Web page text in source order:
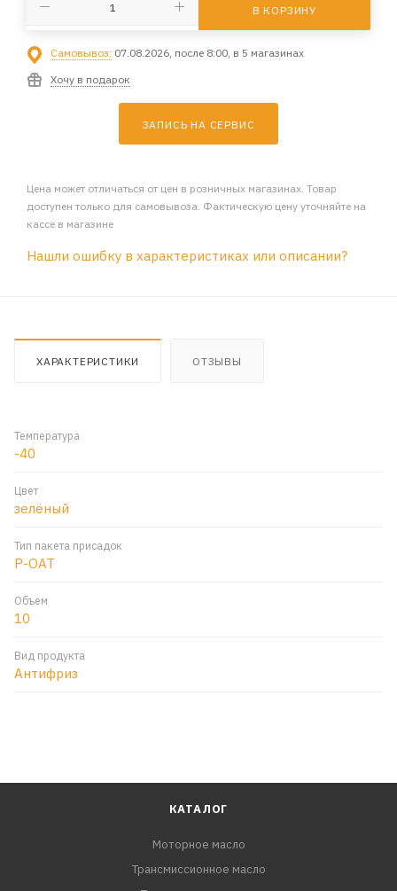
В КОРЗИНУ
Самовывоз: 07.08.2026, после 8:00, в 5 магазинах
Хочу в подарок
ЗАПИСЬ НА СЕРВИС
Цена может отличаться от цен в розничных магазинах. Товар
доступен только для самовывоза. Фактическую цену уточняйте на
кассе в магазине
Нашли ошибку в характеристиках или описании?
ХАРАКТЕРИСТИКИ ОТЗЫВЫ
Температура
-40
Цвет
зелёный
Тип пакета присадок
P-OAT
Объем
10
Вид продукта
Антифриз
КАТАЛОГ
Моторное масло
Трансмиссионное масло